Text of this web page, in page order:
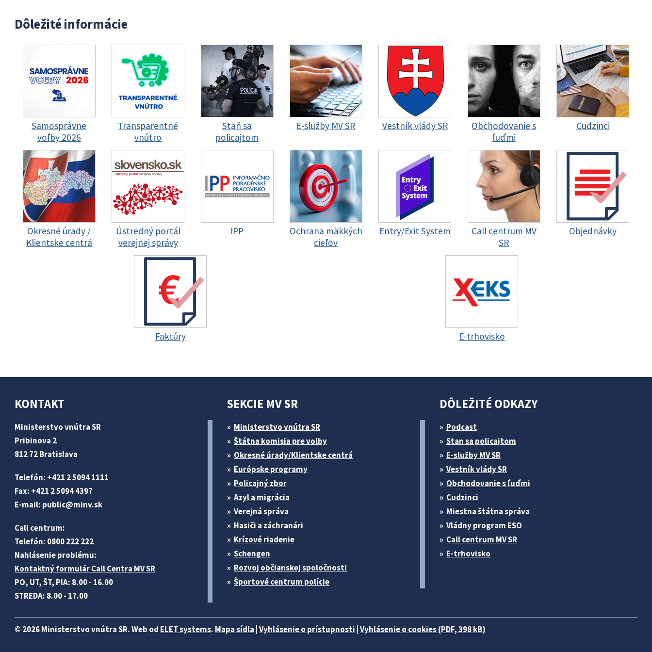
Dôležité informácie
Samosprávne
voľby 2026
Transparentné
vnútro
Staň sa
policajtom
E-služby MV SR Vestník vlády SR
Obchodovanie s
ľuďmi
Cudzinci
Okresné úrady /
Klientske centrá
Ústredný portál
verejnej správy
IPP
Ochrana mäkkých
cieľov
Entry/Exit System
Call centrum MV
SR
Objednávky
Faktúry E-trhovisko
KONTAKT
Ministerstvo vnútra SR
Pribinova 2
812 72 Bratislava
Telefón: +421 2 5094 1111
Fax: +421 2 5094 4397
E-mail: public@minv.sk
Call centrum:
Telefón: 0800 222 222
Nahlásenie problému:
Kontaktný formulár Call Centra MV SR
PO, UT, ŠT, PIA: 8.00 - 16.00
STREDA: 8.00 - 17.00
SEKCIE MV SR
Ministerstvo vnútra SR
Štátna komisia pre volby
Okresné úrady/Klientske centrá
Európske programy
Policajný zbor
Azyl a migrácia
Verejná správa
Hasiči a záchranári
Krízové riadenie
Schengen
Rozvoj občianskej spoločnosti
Športové centrum polície
DÔLEŽITÉ ODKAZY
Podcast
Stan sa policajtom
E-služby MV SR
Vestník vlády SR
Obchodovanie s ľuďmi
Cudzinci
Miestna štátna správa
Vládny program ESO
Call centrum MV SR
E-trhovisko
© 2026 Ministerstvo vnútra SR. Web od ELET systems. Mapa sídla Vyhlásenie o prístupnosti Vyhlásenie o cookies (PDF, 398 kB)